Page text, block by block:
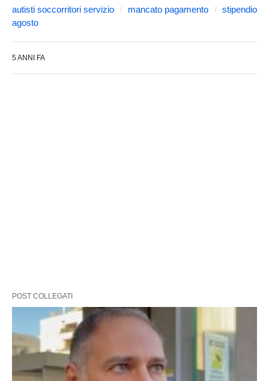
autisti soccorritori servizio mancato pagamento
stipendio
agosto
5 ANNI FA
POST COLLEGATI